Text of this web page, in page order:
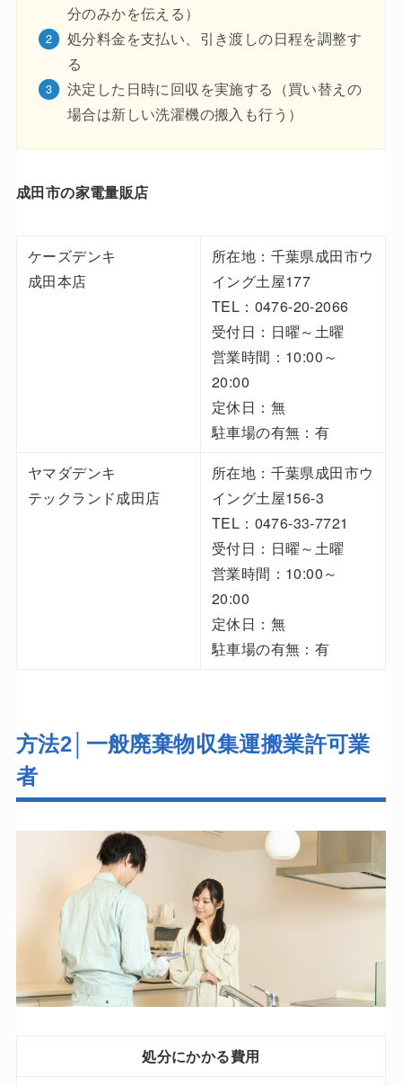
分のみかを伝える）
処分料金を支払い、引き渡しの日程を調整す
る
決定した日時に回収を実施する（買い替えの
場合は新しい洗濯機の搬入も行う）
成田市の家電量販店
ケーズデンキ
成田本店
所在地：千葉県成田市ウ
イング土屋177
TEL：0476-20-2066
受付日：日曜～土曜
営業時間：10:00～
20:00
定休日：無
駐車場の有無：有
ヤマダデンキ
テックランド成田店
所在地：千葉県成田市ウ
イング土屋156-3
TEL：0476-33-7721
受付日：日曜～土曜
営業時間：10:00～
20:00
定休日：無
駐車場の有無：有
方法2│一般廃棄物収集運搬業許可業
者
処分にかかる費用